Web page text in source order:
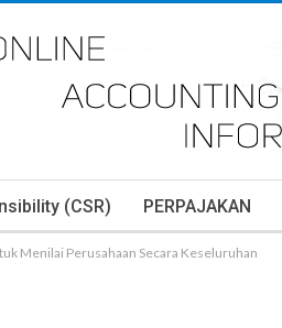
(CSR) PERPAJAKAN
Menilai Perusahaan Secara Keseluruhan